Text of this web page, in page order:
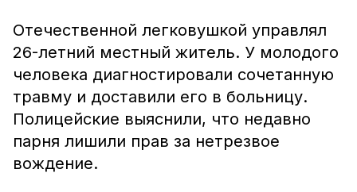
Отечественной легковушкой управлял
26-летний местный житель. У молодого
человека диагностировали сочетанную
травму и доставили его в больницу.
Полицейские выяснили, что недавно
парня лишили прав за нетрезвое
вождение.